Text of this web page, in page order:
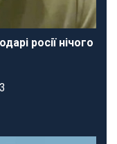
росії нічого